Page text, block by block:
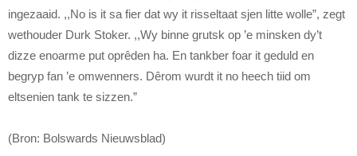
ingezaaid. ,,No is it sa fier dat wy it risseltaat sjen litte wolle”, zegt
wethouder Durk Stoker. ,,Wy binne grutsk op ’e minsken dy’t
dizze enoarme put oprêden ha. En tankber foar it geduld en
begryp fan ’e omwenners. Dêrom wurdt it no heech tiid om
eltsenien tank te sizzen.”
(Bron: Bolswards Nieuwsblad)